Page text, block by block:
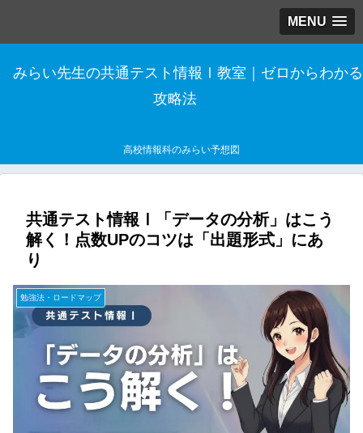
MENU
みらい先生の共通テスト情報Ⅰ教室｜ゼロからわかる
攻略法
高校情報科のみらい予想図
共通テスト情報Ⅰ「データの分析」はこう
解く！点数UPのコツは「出題形式」にあ
り
勉強法・ロードマップ